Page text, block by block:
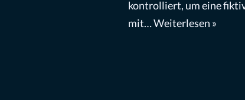
kontrolliert, um eine
mit…Weiterlesen »